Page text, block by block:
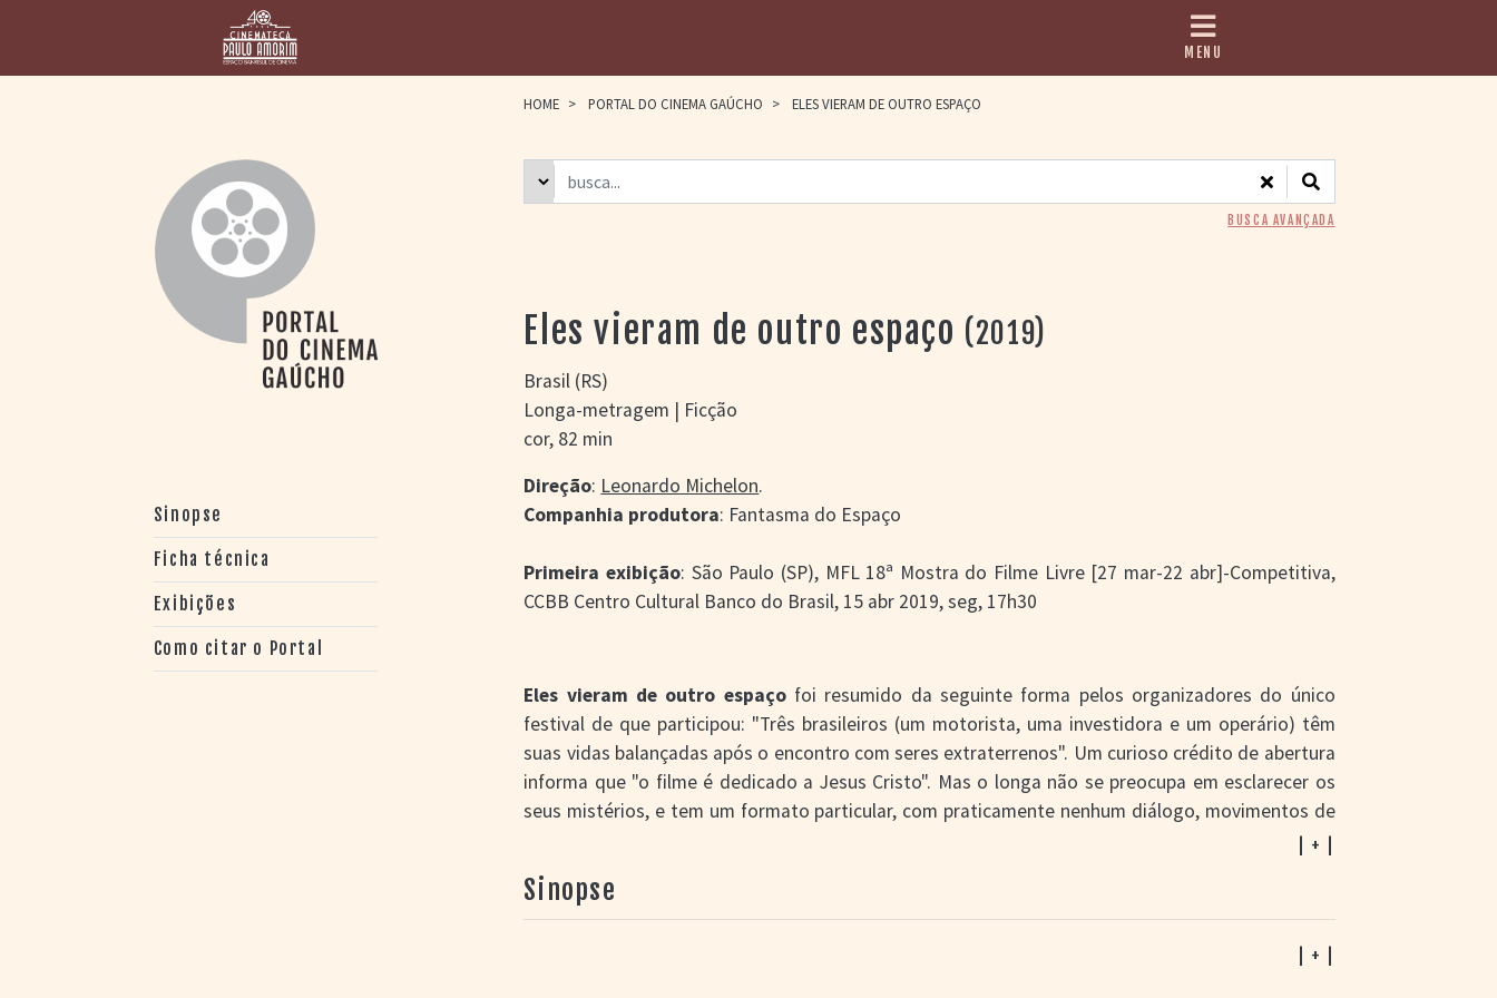
PAULO AMORIM
> HOMENAGEADOS
> ASSOCIAÇÃO DOS
> BIBLIOTECA
ROMEU GRIMALDI
PORTAL DO
CINEMA GAÚCHO
> APRESENTAÇÃO
> BUSCA AVANÇADA
MENU
HOME > PORTAL DO CINEMA GAÚCHO > ELES VIERAM DE OUTRO ESPAÇO
Sinopse
Ficha técnica
Exibições
Como citar o Portal
BUSCA AVANÇADA
Eles vieram de outro espaço (2019)
Brasil (RS)
Longa-metragem | Ficção
cor, 82 min
Direção: Leonardo Michelon.
Companhia produtora: Fantasma do Espaço
Primeira exibição: São Paulo (SP), MFL 18ª Mostra do Filme Livre [27 mar-22 abr]-Competitiva,
CCBB Centro Cultural Banco do Brasil, 15 abr 2019, seg, 17h30
Eles vieram de outro espaçofoi resumido da seguinte forma pelos organizadores do único
festival de que participou: "Três brasileiros (um motorista, uma investidora e um operário) têm
suas vidas balançadas após o encontro com seres extraterrenos". Um curioso crédito de abertura
informa que "o filme é dedicado a Jesus Cristo". Mas o longa não se preocupa em esclarecer os
seus mistérios, e tem um formato particular, com praticamente nenhum diálogo, movimentos de
câmera pouco habituais e inserções de sons meta-diegéticos (que se referem ao psicológico dos
porque não acontece um efetivo aprofundamento acerca dos acontecimentos fantásticos
sugeridos nem tampouco a exposição de suas consequências. Diante disso, o trabalho se situa
numa fronteira entre filme de ficção científica e filme experimental, mais interessado na forma do
| + |
Sinopse
| + |